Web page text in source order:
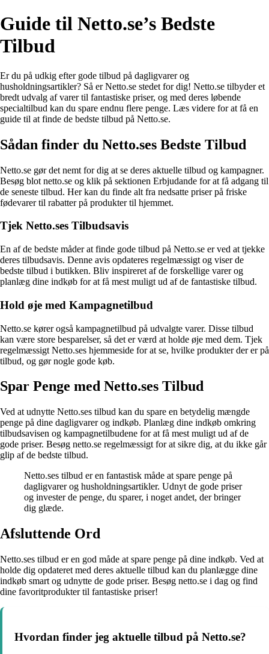
Guide til Netto.se’s Bedste
Tilbud
Er du på udkig efter gode tilbud på dagligvarer og
husholdningsartikler? Så er Netto.se stedet for dig! Netto.se tilbyder et
bredt udvalg af varer til fantastiske priser, og med deres løbende
specialtilbud kan du spare endnu flere penge. Læs videre for at få en
guide til at finde de bedste tilbud på Netto.se.
Sådan finder du Netto.ses Bedste Tilbud
Netto.se gør det nemt for dig at se deres aktuelle tilbud og kampagner.
Besøg blot netto.se og klik på sektionen Erbjudande for at få adgang til
de seneste tilbud. Her kan du finde alt fra nedsatte priser på friske
fødevarer til rabatter på produkter til hjemmet.
Tjek Netto.ses Tilbudsavis
En af de bedste måder at finde gode tilbud på Netto.se er ved at tjekke
deres tilbudsavis. Denne avis opdateres regelmæssigt og viser de
bedste tilbud i butikken. Bliv inspireret af de forskellige varer og
planlæg dine indkøb for at få mest muligt ud af de fantastiske tilbud.
Hold øje med Kampagnetilbud
Netto.se kører også kampagnetilbud på udvalgte varer. Disse tilbud
kan være store besparelser, så det er værd at holde øje med dem. Tjek
regelmæssigt Netto.ses hjemmeside for at se, hvilke produkter der er på
tilbud, og gør nogle gode køb.
Spar Penge med Netto.ses Tilbud
Ved at udnytte Netto.ses tilbud kan du spare en betydelig mængde
penge på dine dagligvarer og indkøb. Planlæg dine indkøb omkring
tilbudsavisen og kampagnetilbudene for at få mest muligt ud af de
gode priser. Besøg netto.se regelmæssigt for at sikre dig, at du ikke går
glip af de bedste tilbud.
Netto.ses tilbud er en fantastisk måde at spare penge på
dagligvarer og husholdningsartikler. Udnyt de gode priser
og invester de penge, du sparer, i noget andet, der bringer
dig glæde.
Afsluttende Ord
Netto.ses tilbud er en god måde at spare penge på dine indkøb. Ved at
holde dig opdateret med deres aktuelle tilbud kan du planlægge dine
indkøb smart og udnytte de gode priser. Besøg netto.se i dag og find
dine favoritprodukter til fantastiske priser!
Hvordan finder jeg aktuelle tilbud på Netto.se?